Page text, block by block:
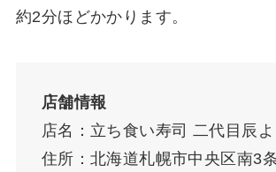
約2分ほどかかります。
店舗情報
店名：立ち食い寿司 二代目辰よ
住所：北海道札幌市中央区南3